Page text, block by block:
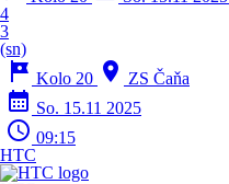
4
3
(sn)
tour Kolo 20 location_on ZS Čaňa
calendar_month So. 15.11 2025
schedule 09:15
HTC